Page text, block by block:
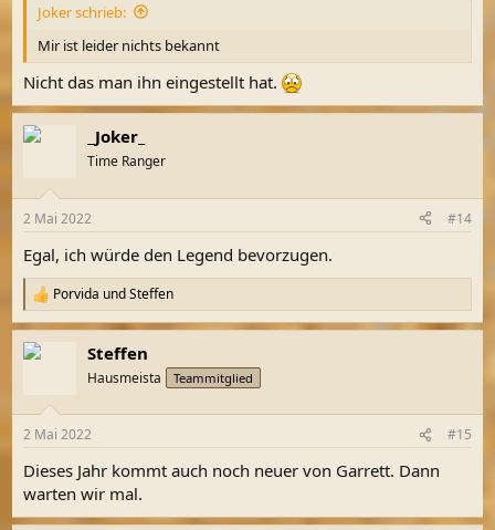
Joker schrieb:
Mir ist leider nichts bekannt
Nicht das man ihn eingestellt hat.
_Joker_
Time Ranger
2 Mai 2022 #14
Egal, ich würde den Legend bevorzugen.
R
e
a
k
e
:
Porvida undSteffen
Steffen
Hausmeista Teammitglied
2 Mai 2022 #15
Dieses Jahr kommt auch noch neuer von Garrett. Dann
warten wir mal.